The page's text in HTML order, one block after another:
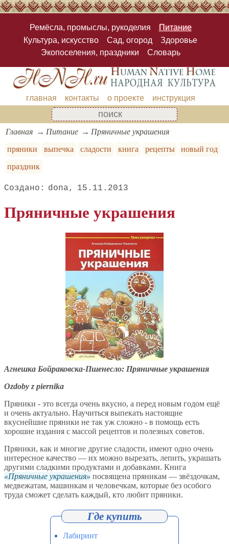
Ремёсла, промыслы, рукоделия
Питание
Культура, искусство
Сад, огород
Здоровье
Экопоселения, праздники
Словарь
главная контакты о проекте инструкция
Главная Питание
Пряничные украшения
пряники
выпечка сладости книга рецепты
новый год
праздник
dona 15.11.2013
Пряничные украшения
Агнешка Бойраковска-Пшенесло: Пряничные украшения
Ozdoby z piernika
Пряники - это всегда очень вкусно, а перед новым годом ещё
и очень актуально. Научиться выпекать настоящие
вкуснейшие пряники не так уж сложно - в помощь есть
хорошие издания с массой рецептов и полезных советов.
Пряники, как и многие другие сладости, имеют одно очень
интересное качество — их можно вырезать, лепить, украшать
другими сладкими продуктами и добавками. Книга
Пряничные украшения
посвящена пряникам — звёздочкам,
медвежатам, машинкам и человечкам, которые без особого
труда сможет сделать каждый, кто любит пряники.
Лабиринт